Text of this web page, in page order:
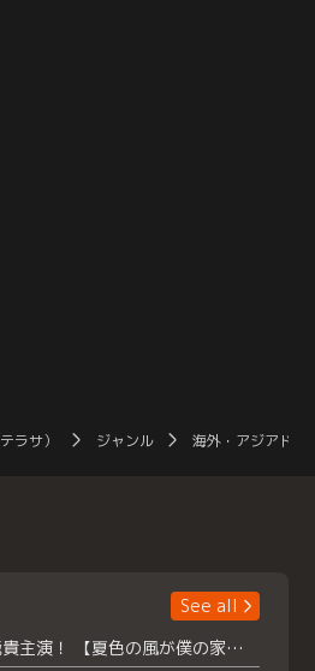
ラサ） ジャンル 海外・アジアドラ
See all
浮所飛貴主演！ 【夏色の風が僕の家にやってきた】 本日よりテラサで独占配信スタート！